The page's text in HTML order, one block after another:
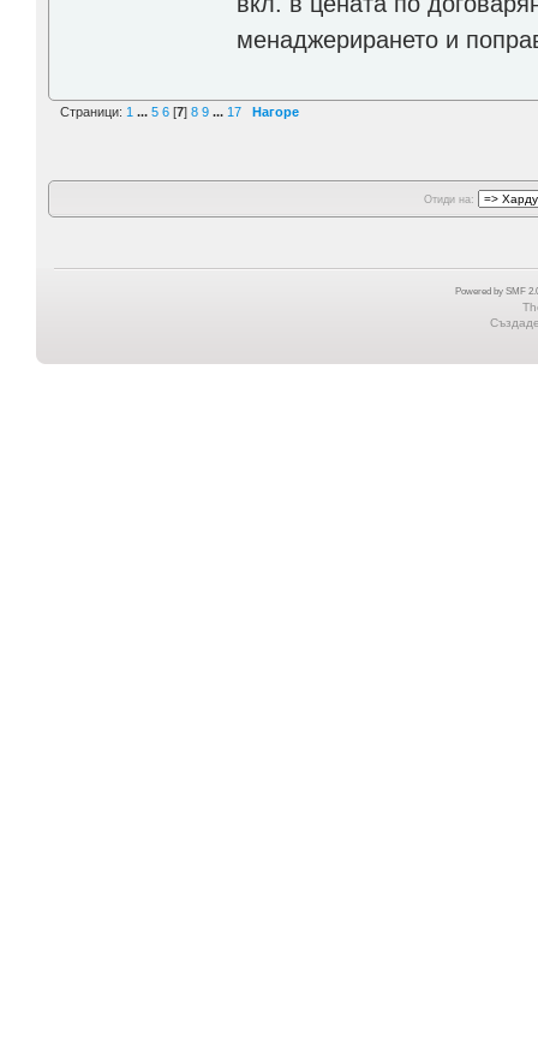
менаджерирането и
Страници: 1 ... 5 6 [7] 8 9 ... 17 Нагоре
Отиди на:
Powered by SMF